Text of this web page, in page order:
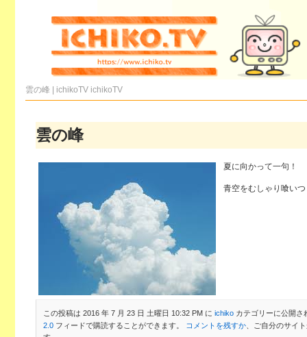
雲の峰 | ichikoTV ichikoTV
雲の峰
夏に向かって一句！
青空をむしゃり喰い
この投稿は 2016 年 7 月 23 日 土曜日 10:32 PM に ichikoカテゴリーに公開さ
2.0フィードで購読することができます。 コメントを残すか、ご自分のサイ